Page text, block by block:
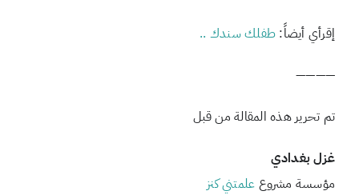
إقرأي أيضاً: طفلك سندك ..
————
تم تحرير هذه المقالة من قبل
غزل بغدادي
مؤسسة مشروع علمتني كنز